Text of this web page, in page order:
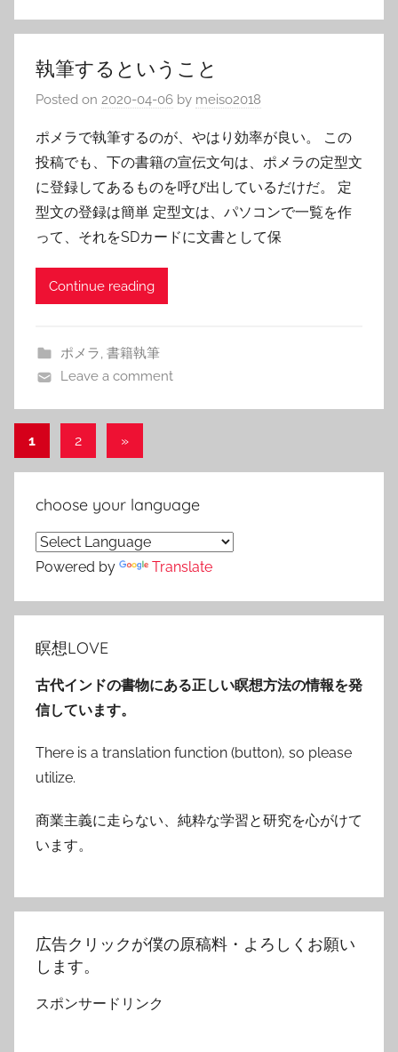
執筆するということ
Posted on 2020-04-06 by meiso2018
ポメラで執筆するのが、やはり効率が良い。 この
投稿でも、下の書籍の宣伝文句は、ポメラの定型文
に登録してあるものを呼び出しているだけだ。 定
型文の登録は簡単 定型文は、パソコンで一覧を作
って、それをSDカードに文書として保
Continue reading
ポメラ, 書籍執筆
Leave a comment
投
稿
の
ペ
ジ
り
1 2
Next
»
choose your language
Powered by Translate
瞑想LOVE
古代インドの書物にある正しい瞑想方法の情報を発
信しています。
There is a translation function (button), so please
utilize.
商業主義に走らない、純粋な学習と研究を心がけて
います。
広告クリックが僕の原稿料・よろしくお願い
します。
スポンサードリンク